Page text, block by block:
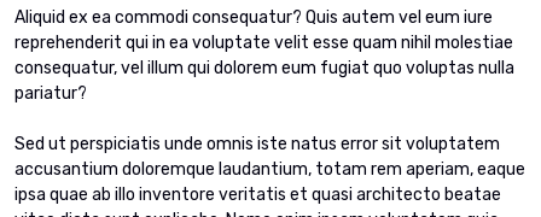
Aliquid ex ea commodi consequatur? Quis autem vel eum iure
reprehenderit qui in ea voluptate velit esse quam nihil molestiae
consequatur, vel illum qui dolorem eum fugiat quo voluptas nulla
pariatur?
Sed ut perspiciatis unde omnis iste natus error sit voluptatem
accusantium doloremque laudantium, totam rem aperiam, eaque
ipsa quae ab illo inventore veritatis et quasi architecto beatae